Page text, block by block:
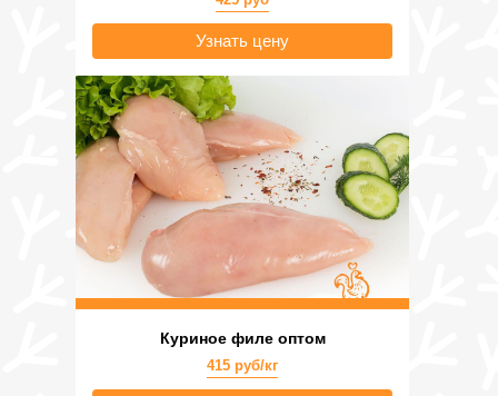
Узнать цену
Куриное филе оптом
415 руб/кг